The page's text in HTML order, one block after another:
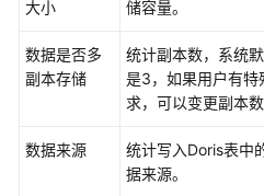
移
到
信
大小
储容量。
数据是否多
副本存储
统计副本数，系统
是3，如果用户有特
求，可以变更副本数
数据来源
统计写入Doris表中
据来源。